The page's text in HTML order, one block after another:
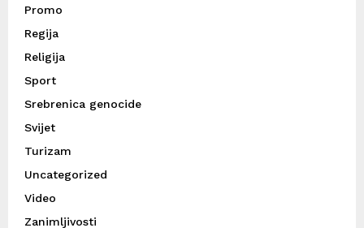
Promo
Regija
Religija
Sport
Srebrenica genocide
Svijet
Turizam
Uncategorized
Video
Zanimljivosti